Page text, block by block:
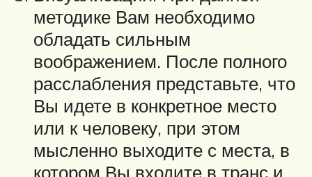
методике Вам необходимо
обладать сильным
воображением. После полного
расслабления представьте, что
Вы идете в конкретное место
или к человеку, при этом
мысленно выходите с места, в
котором Вы входите в транс и